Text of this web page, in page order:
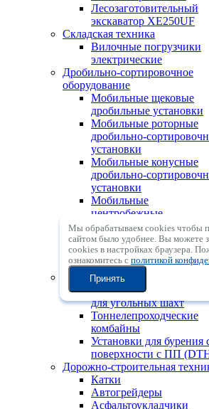
Лесозаготовительный
экскаватор XE250UF
Складская техника
Вилочные погрузчики
электрические
Дробильно-сортировочное
оборудование
Мобильные щековые
дробильные установки
Мобильные роторные
дробильно-
установки
Мобильные конусные
дробильно-
установки
Мобильные
центробежные
дробильные установки
вертикальным валом
Мобильные
сортировочные
Горно-шахтная техника
Проходческие комбайны
для угольных шахт
Тоннелепроходческие
комбайны
Установки для бурения
поверхности с ПП
Дорожно-строительная
Катки
Автогрейдеры
Асфальтоукладчики
Мы обрабатываем cookies чтобы
сайтом было удобнее. Вы можете
сookies в настройках браузера.
ознакомитесь с политикой
Принять